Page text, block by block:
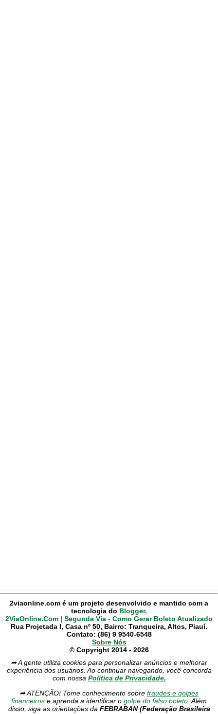
2viaonline.com é um projeto desenvolvido e mantido com a
tecnologia do Blogger.
2ViaOnline.Com | Segunda Via - Como Gerar Boleto Atualizado
Rua Projetada I, Casa nº 50, Bairro: Tranqueira, Altos, Piauí.
Contato: (86) 9 9540-6548
Sobre Nós
© Copyright 2014 - 2026
➦ A gente utiliza cookies para personalizar anúncios e melhorar
experiência dos usuários. Ao continuar navegando, você concorda
com nossa Política de Privacidade.
➦ ATENÇÃO! Tome conhecimento sobre fraudes e golpes
financeiros e aprenda a identificar o golpe do falso boleto . Além
disso, siga as orientações da FEBRABAN (Federação Brasileira